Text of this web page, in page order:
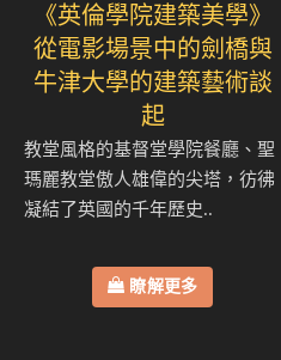
《英倫學院建築美學》
從電影場景中的劍橋與
牛津大學的建築藝術談
起
教堂風格的基督堂學院餐廳、聖
瑪麗教堂傲人雄偉的尖塔，彷彿
凝結了英國的千年歷史..
瞭解更多